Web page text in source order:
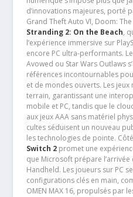
d’innovations majeures, porté
Grand Theft Auto VI, Doom:
Stranding 2: On the Beach,
l’expérience immersive sur
encore PC ultra-performants.
Avowed ou Star Wars Outlaws
références incontournables
et de mondes ouverts. Les
terrain, garantissant une
mobile et PC, tandis que le
aux jeux AAA sans matériel
cultes séduisent un nouveau
les technologies de pointe.
Switch 2promet une
que Microsoft prépare
Handheld. Les joueurs sur PC
configurations clés en main,
OMEN MAX 16, propulsés par